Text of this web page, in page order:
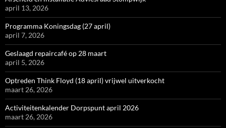
april 13, 2026
Programma Koningsdag (27 april)
april 7, 2026
Geslaagd repaircafé op 28 maart
april 5, 2026
Optreden Think Floyd (18 april) vrijwel uitverkocht
maart 26, 2026
Activiteitenkalender Dorpspunt april 2026
maart 26, 2026